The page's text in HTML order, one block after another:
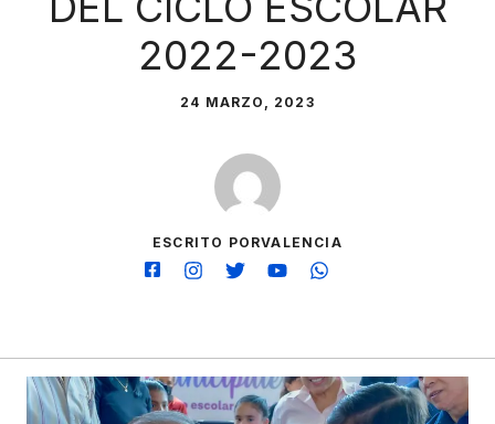
2022-2023
24 MARZO, 2023
ESCRITO PORVALENCIA